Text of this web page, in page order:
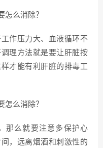
作压力大、血液循环不
理方法就是要让肝脏按
才能有利肝脏的排毒工
那么就要注意多保护心
，远离烟酒和刺激性的